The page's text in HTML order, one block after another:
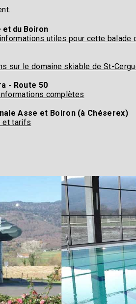
et du Boiron
utiles pour cette balade
sur le domaine skiable de St-
- Route 50
complètes
Asse et Boiron (à Chéserex)
et tarifs